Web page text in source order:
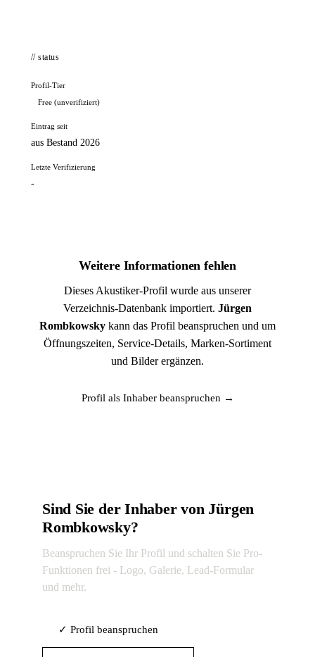
// status
Profil-Tier
Free (unverifiziert)
Eintrag seit
aus Bestand 2026
Letzte Verifizierung
-
Weitere Informationen fehlen
Dieses Akustiker-Profil wurde aus unserer
Verzeichnis-Datenbank importiert. Jürgen
Rombkowsky kann das Profil beanspruchen und um
Öffnungszeiten, Service-Details, Marken-Sortiment
und Bilder ergänzen.
Profil als Inhaber beanspruchen →
Sind Sie der Inhaber von Jürgen
Rombkowsky?
Beanspruchen Sie Ihr Profil und schalten Sie Pro-
Funktionen frei - Logo, Galerie, Lead-Formular
und mehr.
✓ Profil beanspruchen